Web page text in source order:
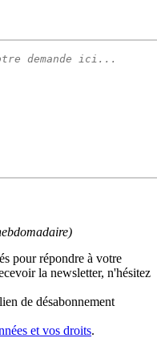
pour répondre à votre
la newsletter, n'hésitez
de désabonnement
et vos droits.